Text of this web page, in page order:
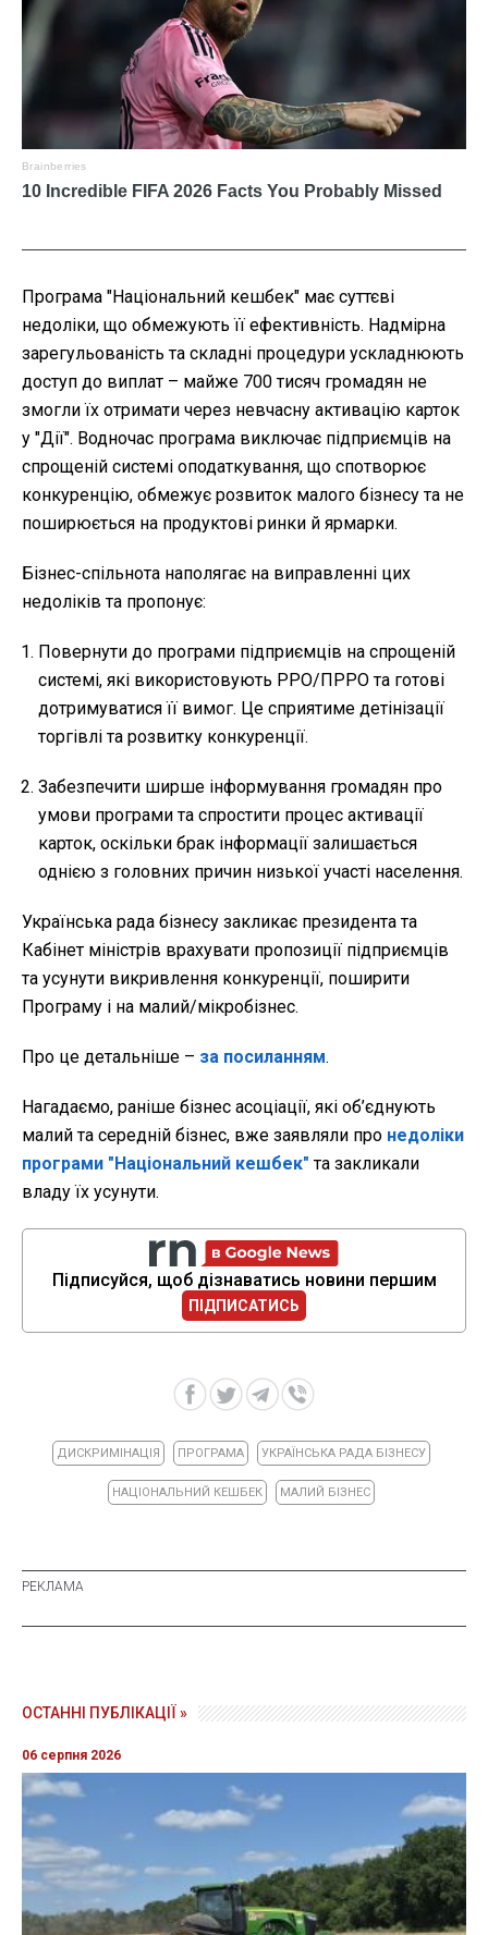
Програма "Національний кешбек" має суттєві
недоліки, що обмежують її ефективність. Надмірна
зарегульованість та складні процедури ускладнюють
доступ до виплат – майже 700 тисяч громадян не
змогли їх отримати через невчасну активацію карток
у "Дії". Водночас програма виключає підприємців на
спрощеній системі оподаткування, що спотворює
конкуренцію, обмежує розвиток малого бізнесу та не
поширюється на продуктові ринки й ярмарки.
Бізнес-спільнота наполягає на виправленні цих
недоліків та пропонує:
Повернути до програми підприємців на спрощеній
системі, які використовують РРО/ПРРО та готові
дотримуватися її вимог. Це сприятиме детінізації
торгівлі та розвитку конкуренції.
Забезпечити ширше інформування громадян про
умови програми та спростити процес активації
карток, оскільки брак інформації залишається
однією з головних причин низької участі населення.
Українська рада бізнесу закликає президента та
Кабінет міністрів врахувати пропозиції підприємців
та усунути викривлення конкуренції, поширити
Програму і на малий/мікробізнес.
Про це детальніше – за посиланням.
Нагадаємо, раніше бізнес асоціації, які об’єднують
малий та середній бізнес, вже заявляли про недоліки
програми "Національний кешбек" та закликали
владу їх усунути.
Підписуйся, щоб дізнаватись новини першим
ПІДПИСАТИСЬ
ДИСКРИМІНАЦІЯ ПРОГРАМА УКРАЇНСЬКА РАДА БІЗНЕСУ
НАЦІОНАЛЬНИЙ КЕШБЕК МАЛИЙ БІЗНЕС
ОСТАННІ ПУБЛІКАЦІЇ »
06 серпня 2026